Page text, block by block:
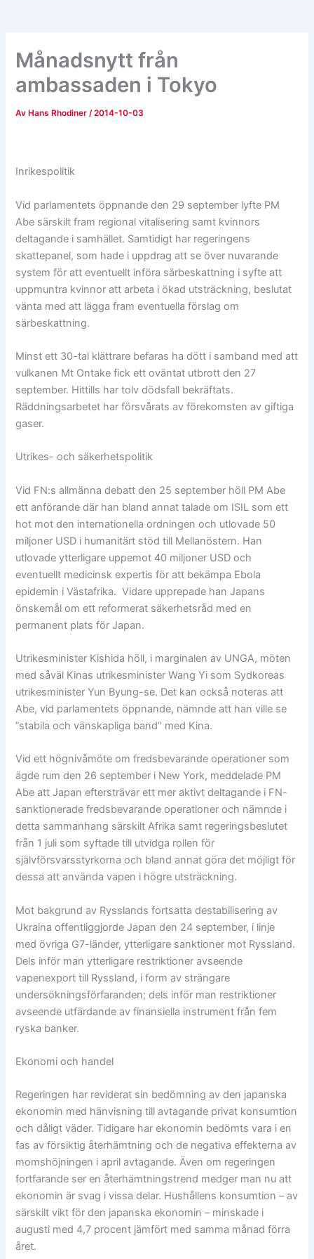
Månadsnytt från
ambassaden i Tokyo
Av Hans Rhodiner/2014-10-03
Inrikespolitik
Vid parlamentets öppnande den 29 september lyfte PM
Abe särskilt fram regional vitalisering samt kvinnors
deltagande i samhället. Samtidigt har regeringens
skattepanel, som hade i uppdrag att se över nuvarande
system för att eventuellt införa särbeskattning i syfte att
uppmuntra kvinnor att arbeta i ökad utsträckning, beslutat
vänta med att lägga fram eventuella förslag om
särbeskattning.
Minst ett 30-tal klättrare befaras ha dött i samband med att
vulkanen Mt Ontake fick ett oväntat utbrott den 27
september. Hittills har tolv dödsfall bekräftats.
Räddningsarbetet har försvårats av förekomsten av giftiga
gaser.
Utrikes- och säkerhetspolitik
Vid FN:s allmänna debatt den 25 september höll PM Abe
ett anförande där han bland annat talade om ISIL som ett
hot mot den internationella ordningen och utlovade 50
miljoner USD i humanitärt stöd till Mellanöstern. Han
utlovade ytterligare uppemot 40 miljoner USD och
eventuellt medicinsk expertis för att bekämpa Ebola
epidemin i Västafrika. Vidare upprepade han Japans
önskemål om ett reformerat säkerhetsråd med en
permanent plats för Japan.
Utrikesminister Kishida höll, i marginalen av UNGA, möten
med såväl Kinas utrikesminister Wang Yi som Sydkoreas
utrikesminister Yun Byung-se. Det kan också noteras att
Abe, vid parlamentets öppnande, nämnde att han ville se
”stabila och vänskapliga band” med Kina.
Vid ett högnivåmöte om fredsbevarande operationer som
ägde rum den 26 september i New York, meddelade PM
Abe att Japan eftersträvar ett mer aktivt deltagande i FN-
sanktionerade fredsbevarande operationer och nämnde i
detta sammanhang särskilt Afrika samt regeringsbeslutet
från 1 juli som syftade till utvidga rollen för
självförsvarsstyrkorna och bland annat göra det möjligt för
dessa att använda vapen i högre utsträckning.
Mot bakgrund av Rysslands fortsatta destabilisering av
Ukraina offentliggjorde Japan den 24 september, i linje
med övriga G7-länder, ytterligare sanktioner mot Ryssland.
Dels inför man ytterligare restriktioner avseende
vapenexport till Ryssland, i form av strängare
undersökningsförfaranden; dels inför man restriktioner
avseende utfärdande av finansiella instrument från fem
ryska banker.
Ekonomi och handel
Regeringen har reviderat sin bedömning av den japanska
ekonomin med hänvisning till avtagande privat konsumtion
och dåligt väder. Tidigare har ekonomin bedömts vara i en
fas av försiktig återhämtning och de negativa effekterna av
momshöjningen i april avtagande. Även om regeringen
fortfarande ser en återhämtningstrend medger man nu att
ekonomin är svag i vissa delar. Hushållens konsumtion – av
särskilt vikt för den japanska ekonomin – minskade i
augusti med 4,7 procent jämfört med samma månad förra
året.